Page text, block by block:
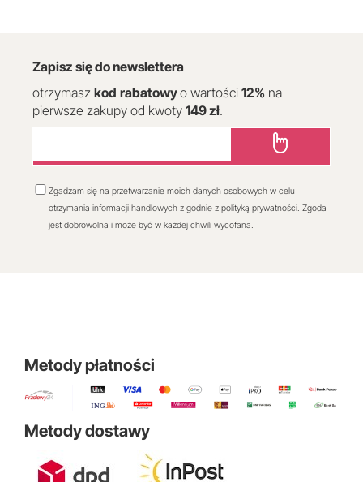
Zapisz się do newslettera
otrzymasz kod rabatowyo wartości 12% na
pierwsze zakupy od kwoty 149 zł.
Zgadzam się na przetwarzanie moich danych osobowych w celu
otrzymania informacji handlowych z godnie z polityką prywatności. Zgoda
jest dobrowolna i może być w każdej chwili wycofana.
Metody płatności
Metody dostawy